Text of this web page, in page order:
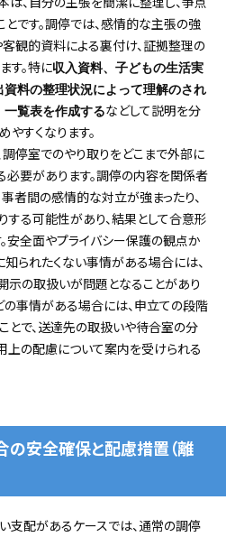
です。調停では、感情的な主張の強
観的資料による裏付け、証拠整理の
す。特に収入資料、子どもの生活実
料の整理状況によって理解のされ
覧表を作成するなどして説明を分
やすくなります。
停室でのやり取りをどこまで外部に
要があります。調停の内容を関係者
者間の感情的な対立が強まったり、
る可能性があり、結果として合意形
安全面やプライバシー保護の観点か
られたくない事情がある場合には、
示の取扱いが問題となることがあり
の事情がある場合には、申立ての段階
とで、送達先の取扱いや待合室の分
上の配慮について案内を受けられる
の安全確保と配慮措置（離
支配があるケースでは、通常の調停